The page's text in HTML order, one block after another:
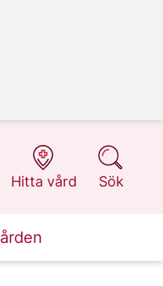
Hitta vård
på 1177.se
Sök
på 1177.se